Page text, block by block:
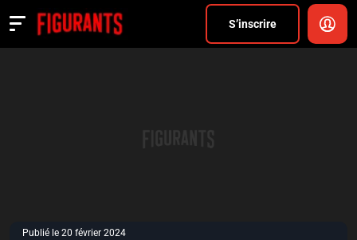
S’inscrire
Actualités
Publié le 20 février 2024